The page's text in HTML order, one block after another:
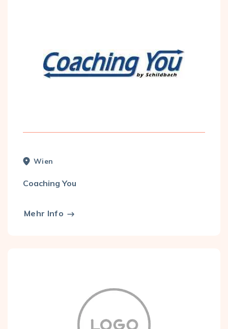
Wien
Coaching You
Mehr Info